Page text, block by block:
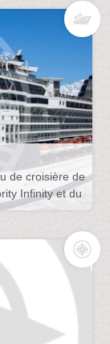
de croisière de
Infinity et du